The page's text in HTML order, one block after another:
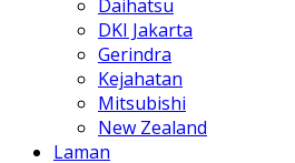
Daihatsu
DKI Jakarta
Gerindra
Kejahatan
Mitsubishi
New Zealand
Laman